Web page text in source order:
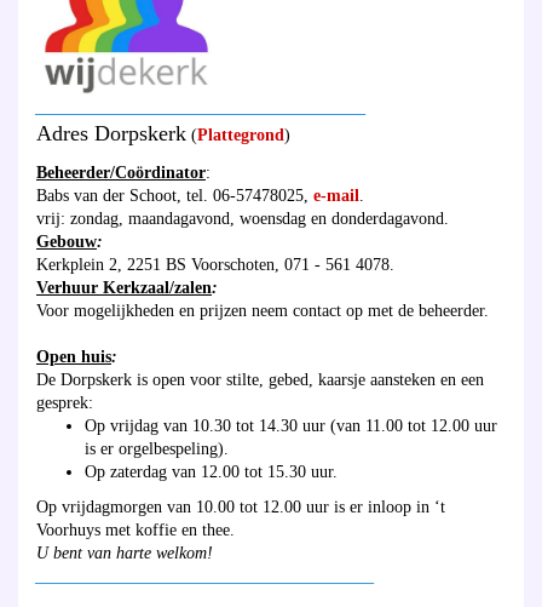
Adres Dorpskerk (Plattegrond )
Beheerder/Coördinator:
Babs van der Schoot, tel. 06-57478025, e-mail
vrij: zondag, maandagavond, woensdag en donderdagavond.
Gebouw:
Kerkplein 2, 2251 BS Voorschoten, 071 - 561 4078.
Verhuur Kerkzaal/zalen:
Voor mogelijkheden en prijzen neem contact op met de beheerder.
Open huis:
De Dorpskerk is open voor stilte, gebed, kaarsje aansteken en een
gesprek:
Op vrijdag van 10.30 tot 14.30 uur (van 11.00 tot 12.00 uur
is er orgelbespeling).
Op zaterdag van 12.00 tot 15.30 uur.
Op vrijdagmorgen van 10.00 tot 12.00 uur is er inloop in ‘t
Voorhuys met koffie en thee.
U bent van harte welkom!